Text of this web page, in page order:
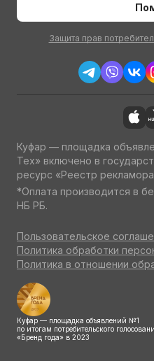
Защита прав
Куфар — площадка
Тех» включено в
ресурс «Реестр
*Оплата производится в
НБ РБ.
Пользовательское
Политика обработки
Политика в отношении
Куфар — площадка объявлений №1
по итогам потребительского
«Бренд года» в 2023